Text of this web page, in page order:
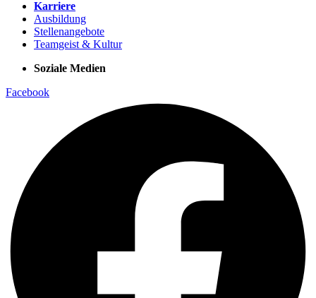
Karriere
Ausbildung
Stellenangebote
Teamgeist & Kultur
Soziale Medien
Facebook